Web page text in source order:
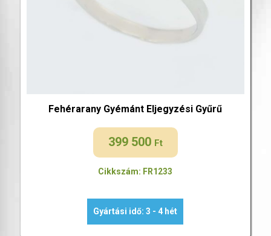
Fehérarany Gyémánt Eljegyzési Gyűrű
399 500 Ft
Cikkszám: FR1233
Gyártási idő: 3 - 4 hét